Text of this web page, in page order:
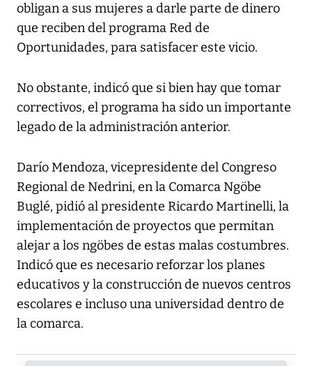
obligan a sus mujeres a darle parte de dinero
que reciben del programa Red de
Oportunidades, para satisfacer este vicio.
No obstante, indicó que si bien hay que tomar
correctivos, el programa ha sido un importante
legado de la administración anterior.
Darío Mendoza, vicepresidente del Congreso
Regional de Nedrini, en la Comarca Ngöbe
Buglé, pidió al presidente Ricardo Martinelli, la
implementación de proyectos que permitan
alejar a los ngöbes de estas malas costumbres.
Indicó que es necesario reforzar los planes
educativos y la construcción de nuevos centros
escolares e incluso una universidad dentro de
la comarca.